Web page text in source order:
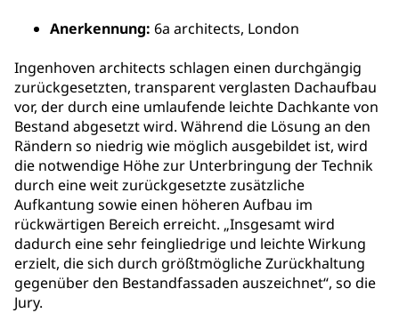
Anerkennung: 6a architects, London
Ingenhoven architects schlagen einen durchgängig
zurückgesetzten, transparent verglasten Dachaufbau
vor, der durch eine umlaufende leichte Dachkante von
Bestand abgesetzt wird. Während die Lösung an den
Rändern so niedrig wie möglich ausgebildet ist, wird
die notwendige Höhe zur Unterbringung der Technik
durch eine weit zurückgesetzte zusätzliche
Aufkantung sowie einen höheren Aufbau im
rückwärtigen Bereich erreicht. „Insgesamt wird
dadurch eine sehr feingliedrige und leichte Wirkung
erzielt, die sich durch größtmögliche Zurückhaltung
gegenüber den Bestandfassaden auszeichnet“, so die
Jury.